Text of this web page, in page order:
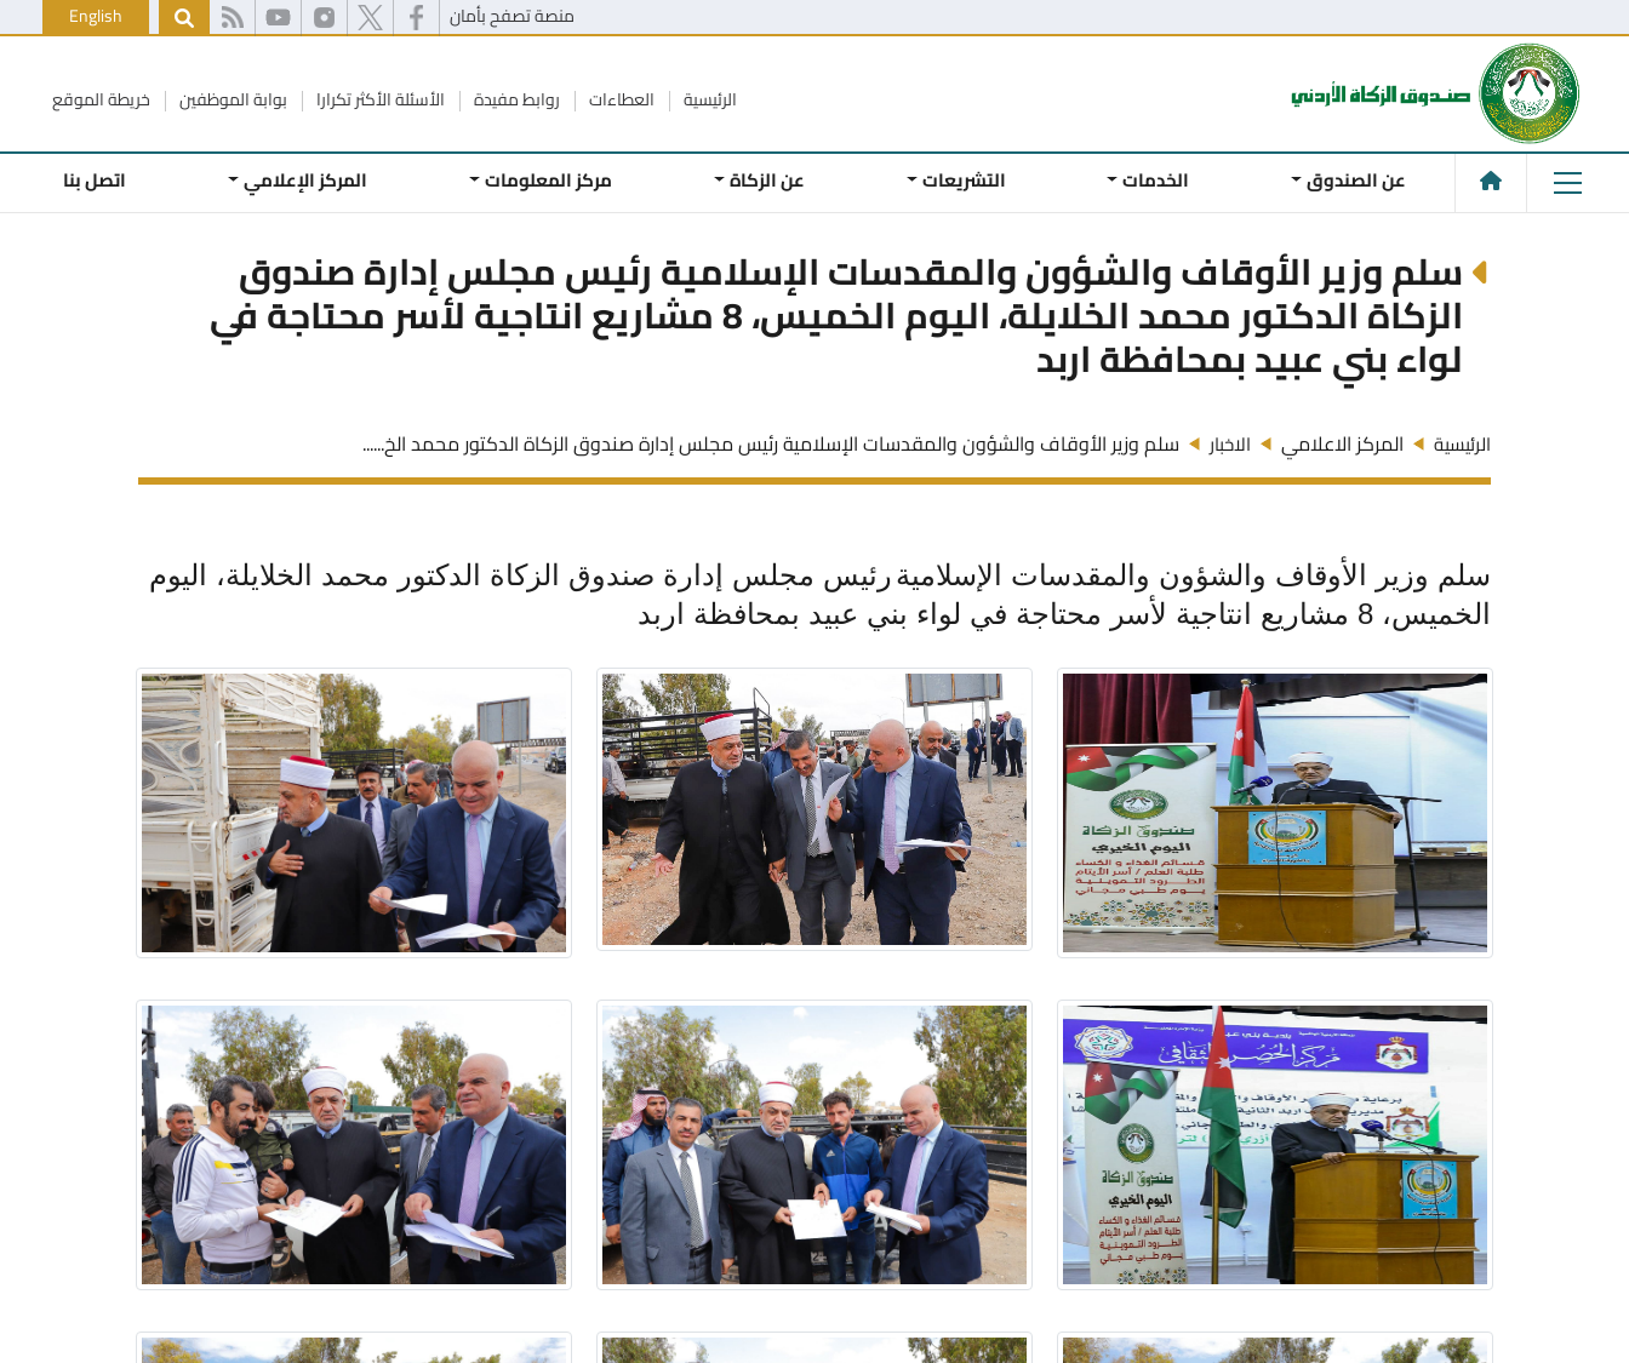
منصة تصفح بأمان English
الرئيسية العطاءات روابط مفيدة الأسئلة الأكثر تكرارا بوابة الموظفين خريطة الموقع
عن الصندوق الخدمات التشريعات عن الزكاة مركز المعلومات المركز الإعلامي اتصل بنا
سلم وزير الأوقاف والشؤون والمقدسات الإسلامية رئيس مجلس إدارة صندوق
الزكاة الدكتور محمد الخلايلة، اليوم الخميس، 8 مشاريع انتاجية لأسر محتاجة في
لواء بني عبيد بمحافظة اربد
الرئيسية المركز الاعلامي الاخبار سلم وزير الأوقاف والشؤون والمقدسات الإسلامية رئيس مجلس إدارة صندوق الزكاة الدكتور محمد الخ......
سلم وزير الأوقاف والشؤون والمقدسات الإسلاميةرئيس مجلس إدارة صندوق الزكاة الدكتور محمد الخلايلة، اليوم
الخميس، 8 مشاريع انتاجية لأسر محتاجة في لواء بني عبيد بمحافظة اربد